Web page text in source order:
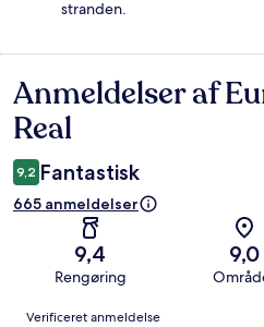
stranden.
Anmeldelser
Anmeldelser af
Real
9,2 Fantastisk
665 anmeldelser
9,4
Rengøring
9,0
Anmeldelser
Verificeret anmeldelse